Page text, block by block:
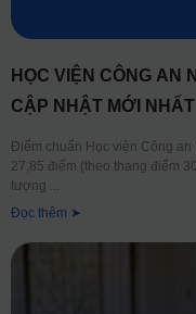
HỌC VIỆN CÔNG AN
CẬP NHẬT MỚI NHẤT
Điểm chuẩn Học viện Công
27,85 điểm (theo thang điểm
tượng
Đọc thêm ➤